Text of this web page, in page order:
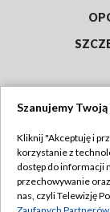
Abonament
Emisja w TVP
Szanujemy
Kliknij "Akceptuję i
korzystanie z
dostęp do informacji
przechowywanie
nas, czyli Telewizję